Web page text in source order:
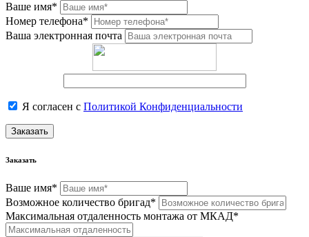
Ваше имя*
Номер телефона*
Ваша электронная почта
Я согласен с Политикой Конфиденциальности
Заказать
Заказать
Ваше имя*
Возможное количество бригад*
Максимальная отдаленность монтажа от МКАД*